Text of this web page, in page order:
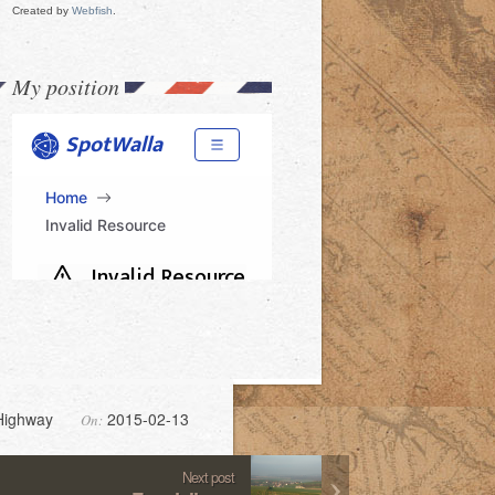
Created by Webfish
My position
On: 2015-02-13
Next post